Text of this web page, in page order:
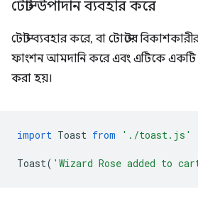
টোস্ট উপাদান ব্যবহার করে
টোস্ট ব্যবহার করে, বা টোস্টের
ফাংশন আমদানি করে এবং এটিকে একটি
করা হয়।
import Toast from './toast.js'
Toast( 'Wizard Rose added to